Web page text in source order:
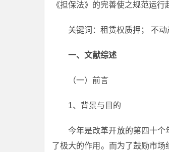
《担保法》的完善使之规范运行
关键词：租赁权质押； 不动
一、文献综述
（一）前言
1、背景与目的
今年是改革开放的第四十
了极大的作用。而为了鼓励市场